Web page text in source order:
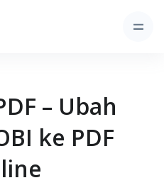
– Ubah
ke PDF